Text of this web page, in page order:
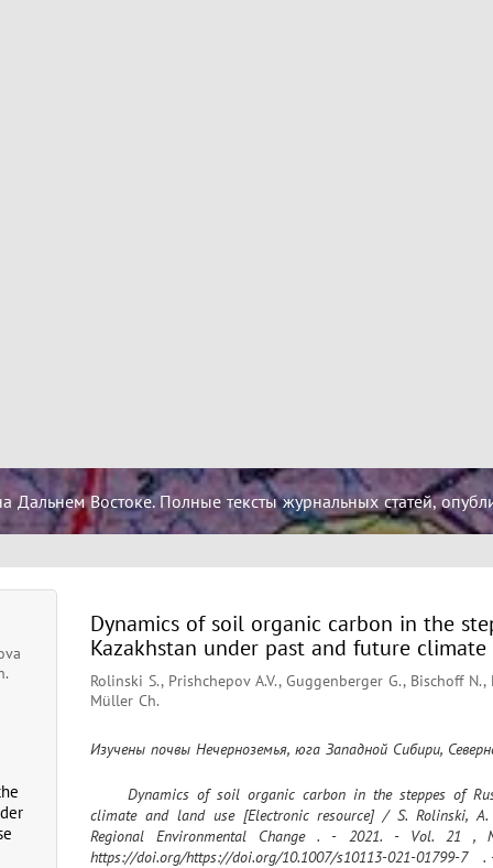
Дальнем Востоке. Полные тексты журнальных статей,
Dynamics of soil organic carbon in the
Kazakhstan under past and future
Rolinski S., Prishchepov A.V., Guggenberger G., Bischoff
Müller Ch.
Изучены почвы Нечерноземья, юга Западной Сибири,
climate and land use [Electronic resource] / S. Rolinski,
Regional Environmental Change . - 2021. - Vol.
https://doi.org/https://doi.org/10.1007/s10113-021-01799-7   .